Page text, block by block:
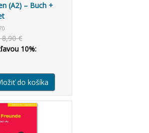
(A2) – Buch +
8,90 €
10%: